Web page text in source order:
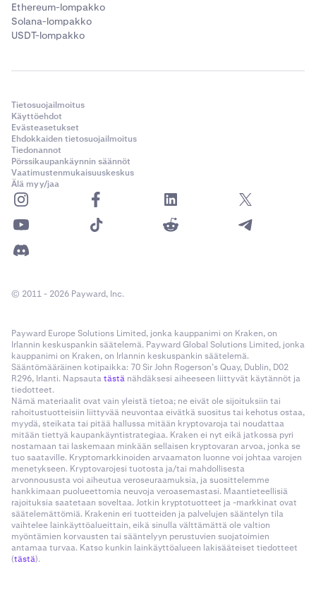
Ethereum-lompakko
Solana-lompakko
USDT-lompakko
Tietosuojailmoitus
Käyttöehdot
Evästeasetukset
Ehdokkaiden tietosuojailmoitus
Tiedonannot
Pörssikaupankäynnin säännöt
Vaatimustenmukaisuuskeskus
Älä myy/jaa
© 2011 - 2026 Payward, Inc.
Payward Europe Solutions Limited, jonka kauppanimi on Kraken, on
Irlannin keskuspankin säätelemä. Payward Global Solutions Limited, jonka
kauppanimi on Kraken, on Irlannin keskuspankin säätelemä.
Sääntömääräinen kotipaikka: 70 Sir John Rogerson’s Quay, Dublin, D02
R296, Irlanti. Napsautatästä nähdäksesi aiheeseen liittyvät käytännöt ja
tiedotteet.
Nämä materiaalit ovat vain yleistä tietoa; ne eivät ole sijoituksiin tai
rahoitustuotteisiin liittyvää neuvontaa eivätkä suositus tai kehotus ostaa,
myydä, steikata tai pitää hallussa mitään kryptovaroja tai noudattaa
mitään tiettyä kaupankäyntistrategiaa. Kraken ei nyt eikä jatkossa pyri
nostamaan tai laskemaan minkään sellaisen kryptovaran arvoa, jonka se
tuo saataville. Kryptomarkkinoiden arvaamaton luonne voi johtaa varojen
menetykseen. Kryptovarojesi tuotosta ja/tai mahdollisesta
arvonnoususta voi aiheutua veroseuraamuksia, ja suosittelemme
hankkimaan puolueettomia neuvoja veroasemastasi. Maantieteellisiä
rajoituksia saatetaan soveltaa. Jotkin kryptotuotteet ja -markkinat ovat
säätelemättömiä. Krakenin eri tuotteiden ja palvelujen sääntelyn tila
vaihtelee lainkäyttöalueittain, eikä sinulla välttämättä ole valtion
myöntämien korvausten tai sääntelyyn perustuvien suojatoimien
antamaa turvaa. Katso kunkin lainkäyttöalueen lakisääteiset tiedotteet
(tästä).